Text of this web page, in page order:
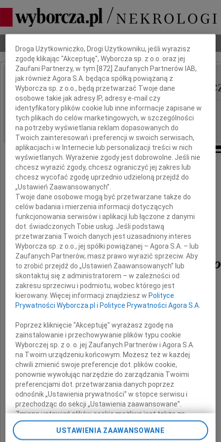
IMIĘ I NAZWISKO: Magdalena
REGION: Rzeszów
DATA EMISJI: 24.04.2017
Z głębokim smutkiem i żalem
przyjęliśmy wiadomość o śmierci
Prof. Magdaleny
wybitnej polskiej rzeźbiarki,
laureatki wielu prestiżowych nagród,
artystki o światowej sławie
autorki ponadczasowych dzieł
wyrazy głębokiego współczucia
Dbamy o Twoją prywatność
Droga Użytkowniczko, Drogi Użytkowniku, jeśli wyrazisz
zgodę klikając "Akceptuję", Wyborcza sp. z o.o. oraz jej
Zaufani Partnerzy, w tym [872 ] Zaufanych Partnerów IAB,
jak również Agora S.A. będąca spółką powiązaną z
Wyborcza sp. z o.o., będą przetwarzać Twoje dane
osobowe takie jak adresy IP, adresy e-mail czy
identyfikatory plików cookie lub inne informacje zapisane w
tych plikach do celów marketingowych, w szczególności
na potrzeby wyświetlania reklam dopasowanych do
Twoich zainteresowań i preferencji w swoich serwisach,
aplikacjach i w Internecie lub personalizacji treści w nich
wyświetlanych. Wyrażenie zgody jest dobrowolne. Jeśli nie
chcesz wyrazić zgody, chcesz ograniczyć jej zakres lub
chcesz wycofać zgodę uprzednio udzieloną przejdź do
„Ustawień Zaawansowanych”.
Twoje dane osobowe mogą być przetwarzane także do
celów badania i mierzenia informacji dotyczących
funkcjonowania serwisów i aplikacji lub łączone z danymi
dot. świadczonych Tobie usług. Jeśli podstawą
przetwarzania Twoich danych jest uzasadniony interes
Wyborcza sp. z o.o., jej spółki powiązanej – Agora S.A. – lub
Zaufanych Partnerów, masz prawo wyrazić sprzeciw. Aby
to zrobić przejdź do „Ustawień Zaawansowanych” lub
skontaktuj się z administratorem – w zależności od
zakresu sprzeciwu i podmiotu, wobec którego jest
kierowany. Więcej informacji znajdziesz w Polityce
Prywatności Wyborcza.pl i Polityce Prywatności Agora S.A.
Poprzez kliknięcie "Akceptuję" wyrażasz zgodę na
zainstalowanie i przechowywanie plików typu cookie
Wyborczej sp. z o. o. jej Zaufanych Partnerów i Agora S.A.
na Twoim urządzeniu końcowym. Możesz też w każdej
chwili zmienić swoje preferencje dot. plików cookie,
ponownie wywołując narzędzie do zarządzania Twoimi
preferencjami dot. przetwarzania danych poprzez
odnośnik „Ustawienia prywatności” w stopce serwisu i
przechodząc do sekcji „Ustawienia zaawansowane”.
Zmiana ustawień plików cookie możliwa jest także za
pomocą ustawień przeglądarki.
USTAWIENIA ZAAWANSOWANE